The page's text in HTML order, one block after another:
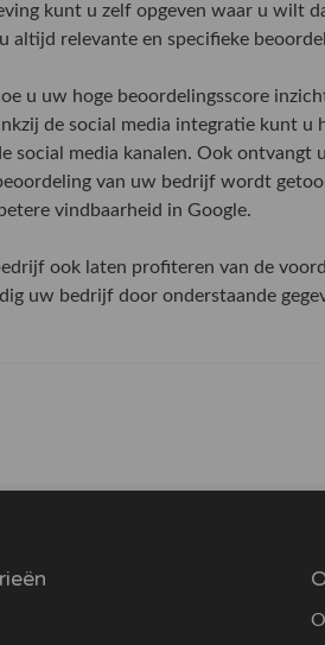
kunt u zelf opgeven waar u wilt
altijd relevante en specifieke
u uw hoge beoordelingsscore
de social media integratie kunt u
social media kanalen. Ook
van uw bedrijf wordt
vindbaarheid in Google.
ook laten profiteren van de
uw bedrijf door onderstaande